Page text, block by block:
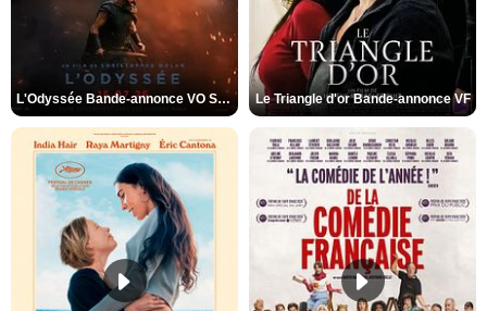
L'Odyssée Bande-annonce VO STFR Le Triangle d'or Bande-annonce VF